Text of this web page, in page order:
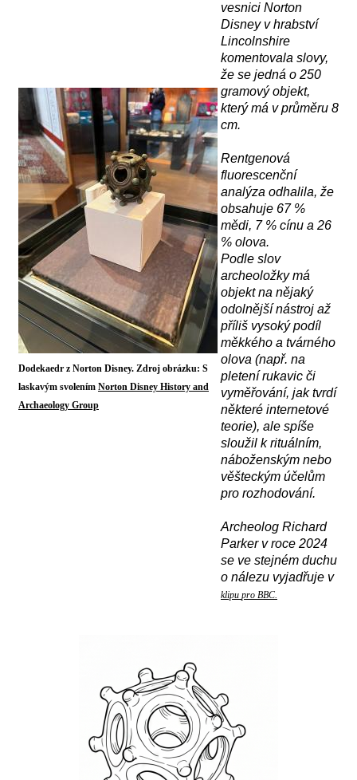
Dodekaedr z Norton Disney. Zdroj obrázku: S
laskavým svolením Norton Disney History and
Archaeology Group
vesnici Norton
Disney v hrabství
Lincolnshire
komentovala slovy,
že se jedná o 250
gramový objekt,
který má v průměru 8
cm.
Rentgenová
fluorescenční
analýza odhalila, že
obsahuje 67 %
mědi, 7 % cínu a 26
% olova.
Podle slov
archeoložky má
objekt na nějaký
odolnější nástroj až
příliš vysoký podíl
měkkého a tvárného
olova (např. na
pletení rukavic či
vyměřování, jak tvrdí
některé internetové
teorie), ale spíše
sloužil k rituálním,
náboženským nebo
věšteckým účelům
pro rozhodování.
Archeolog Richard
Parker v roce 2024
se ve stejném duchu
o nálezu vyjadřuje v
klipu pro BBC.